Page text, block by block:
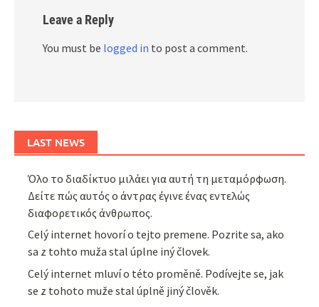
Leave a Reply
You must be logged in to post a comment.
LAST NEWS
Όλο το διαδίκτυο μιλάει για αυτή τη μεταμόρφωση.
Δείτε πώς αυτός ο άντρας έγινε ένας εντελώς
διαφορετικός άνθρωπος.
Celý internet hovorí o tejto premene. Pozrite sa, ako
sa z tohto muža stal úplne iný človek.
Celý internet mluví o této proměně. Podívejte se, jak
se z tohoto muže stal úplně jiný člověk.